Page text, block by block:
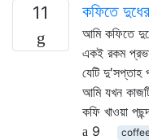
11 কফিতে
আমি কফিতে
একই রকম
যেটি দু'সপ্তাহ
আমি যখন
কফি খাওয়া
9